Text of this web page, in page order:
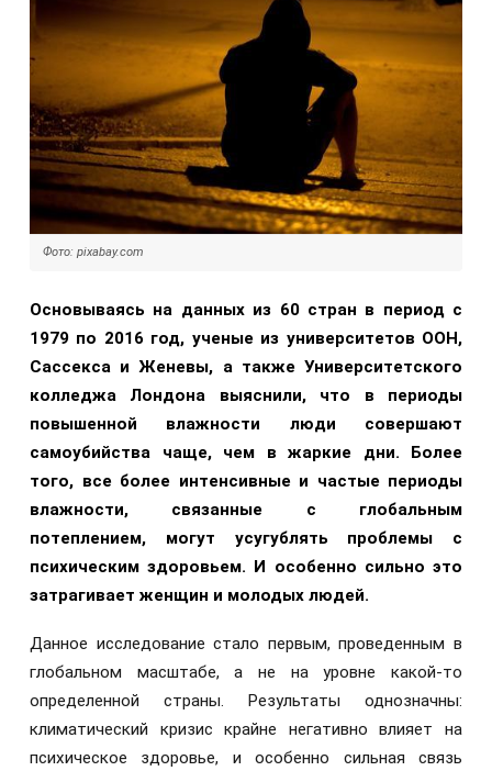
Фото: pixabay.com
Основываясь на данных из 60 стран в период с
1979 по 2016 год, ученые из университетов ООН,
Сассекса и Женевы, а также Университетского
колледжа Лондона выяснили, что в периоды
повышенной влажности люди совершают
самоубийства чаще, чем в жаркие дни. Более
того, все более интенсивные и частые периоды
влажности, связанные с глобальным
потеплением, могут усугублять проблемы с
психическим здоровьем. И особенно сильно это
затрагивает женщин и молодых людей.
Данное исследование стало первым, проведенным в
глобальном масштабе, а не на уровне какой-то
определенной страны. Результаты однозначны:
климатический кризис крайне негативно влияет на
психическое здоровье, и особенно сильная связь